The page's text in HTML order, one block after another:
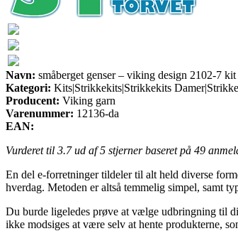
Navn: småberget genser – viking design 2102-7
Kategori: Kits|Strikkekits|Strikkekits
Producent: Viking garn
Varenummer: 12136-da
EAN:
Vurderet til 3.7ud af 5 stjerner baseret på 49
En del e-forretninger tildeler til alt held diverse
hverdag. Metoden er altså temmelig simpel, samt
Du burde ligeledes prøve at vælge udbringning til
ikke modsiges at være selv at hente produkterne,